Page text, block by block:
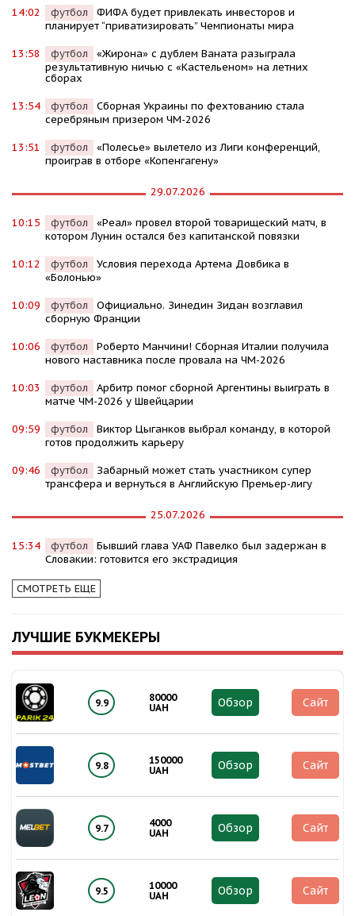
14:02 футбол
ФИФА будет привлекать инвесторов и
планирует “приватизировать” Чемпионаты мира
13:58 футбол
«Жирона» с дублем Ваната разыграла
результативную ничью с «Кастельеном» на летних
сборах
13:54 футбол
Сборная Украины по фехтованию стала
серебряным призером ЧМ-2026
13:51 футбол
«Полесье» вылетело из Лиги конференций,
проиграв в отборе «Копенгагену»
29.07.2026
10:15 футбол
«Реал» провел второй товарищеский матч, в
котором Лунин остался без капитанской повязки
10:12 футбол
Условия перехода Артема Довбика в
«Болонью»
10:09 футбол
Официально. Зинедин Зидан возглавил
сборную Франции
10:06 футбол
Роберто Манчини! Сборная Италии получила
нового наставника после провала на ЧМ-2026
10:03 футбол
Арбитр помог сборной Аргентины выиграть в
матче ЧМ-2026 у Швейцарии
09:59 футбол
Виктор Цыганков выбрал команду, в которой
готов продолжить карьеру
09:46 футбол
Забарный может стать участником супер
трансфера и вернуться в Английскую Премьер-лигу
25.07.2026
15:34 футбол
Бывший глава УАФ Павелко был задержан в
Словакии: готовится его экстрадиция
СМОТРЕТЬ ЕЩЕ
ЛУЧШИЕ БУКМЕКЕРЫ
9.9
80000
UAH
Обзор Сайт
9.8
150000
UAH
Обзор Сайт
9.7
4000
UAH
Обзор Сайт
9.5
10000
UAH
Обзор Сайт